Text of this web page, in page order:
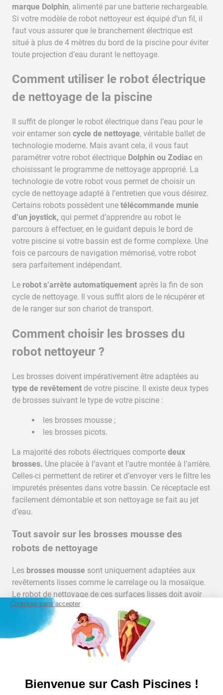
marque Dolphin, alimenté par une batterie rechargeable.
Si votre modèle de robot nettoyeur est équipé d’un fil, il
faut vous assurer que le branchement électrique est
situé à plus de 4 mètres du bord de la piscine pour éviter
toute projection d’eau durant le nettoyage.
Comment utiliser le robot électrique
de nettoyage de la piscine
Il suffit de plonger le robot électrique dans l’eau pour le
voir entamer son cycle de nettoyage, véritable ballet de
technologie moderne. Mais avant cela, il vous faut
paramétrer votre robot électrique Dolphin ou Zodiac en
choisissant le programme de nettoyage approprié. La
technologie de votre robot vous permet de choisir un
cycle de nettoyage adapté à l’entretien que vous désirez.
Certains robots possèdent une télécommande munie
d’un joystick, qui permet d’apprendre au robot le
parcours à effectuer, en le guidant depuis le bord de
votre piscine si votre bassin est de forme complexe. Une
fois ce parcours de navigation mémorisé, votre robot
sera parfaitement indépendant.
Le robot s’arrête automatiquement après la fin de son
cycle de nettoyage. Il vous suffit alors de le récupérer et
de le ranger sur son chariot de transport.
Comment choisir les brosses du
robot nettoyeur ?
Les brosses doivent impérativement être adaptées au
type de revêtement de votre piscine. Il existe deux types
de brosses suivant le type de votre piscine :
les brosses mousse ;
les brosses picots.
La majorité des robots électriques comporte deux
brosses. Une placée à l’avant et l’autre montée à l’arrière.
Celles-ci permettent de retirer et d’envoyer vers le filtre les
impuretés présentes dans votre bassin. Ce réceptacle est
facilement démontable et son nettoyage se fait au jet
d’eau.
Tout savoir sur les brosses mousse des
robots de nettoyage
Les brosses mousse sont uniquement adaptées aux
revêtements lisses comme le carrelage ou la mosaïque.
Le robot de nettoyage de ces surfaces lisses doit avoir
un fort pouvoir d’adhérence sur les parois de la piscine
pour éviter qu’il ne retombe en cours d’opération.
L’avantage du carrelage est sa résistance au frottement
des brosses. Il ne risque pas de se détériorer rapidement
à chaque nouveau cycle de nettoyage.
Continuer sans accepter
Bienvenue sur Cash Piscines !